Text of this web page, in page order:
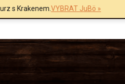
s Krakenem.VYBRAT JuBö »